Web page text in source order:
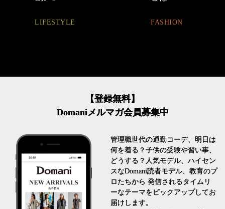
【登録無料】
Domaniメルマガ会員募集中
管理職世代の通勤コーデ、明日は
何を着る？子供の受験や習い事、
どうする？人気モデル、ハイセン
スなDomani読者モデル、教育のプ
ロたちから 発信されるタイムリ
ーなテーマをピックアップしてお
届けします。